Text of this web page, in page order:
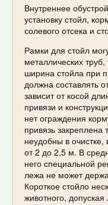
Внутреннее
установку стойл,
солевого отсека и
Рамки для стойл
металлических
ширина стойла при
должна составлять
зависит от косой
привязи и
нет ограждения
привязь закреплена
неудобны в очистке,
от 2 до 2,5 м. В
него специальной
лежа не может
Короткое стойло
животного,